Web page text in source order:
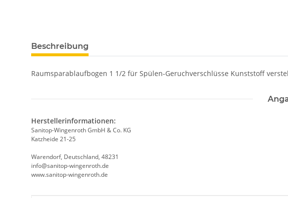
Beschreibung
Raumsparablaufbogen 1 1/2 für Spülen-Geruchverschlüsse Kunststoff
Herstellerinformationen:
Sanitop-Wingenroth GmbH & Co. KG
Katzheide 21-25
Warendorf, Deutschland, 48231
info@sanitop-wingenroth.de
www.sanitop-wingenroth.de